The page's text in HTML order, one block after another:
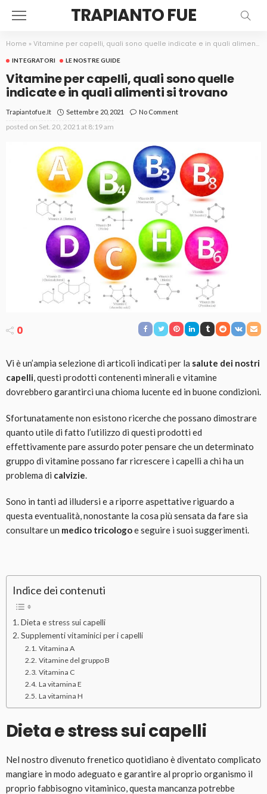
TRAPIANTO FUE
Home » Vitamine per capelli, quali sono quelle indicate e in quali alimenti si trovano
INTEGRATORI LE NOSTRE GUIDE
Vitamine per capelli, quali sono quelle
indicate e in quali alimenti si trovano
Trapiantofue.it Settembre 20, 2021 No Comment
posted on Set. 20, 2021 at 8:19 am
0
Vi è un’ampia selezione di articoli indicati per la salute dei nostri
capelli, questi prodotti contenenti minerali e vitamine
dovrebbero garantirci una chioma lucente ed in buone condizioni.
Sfortunatamente non esistono ricerche che possano dimostrare
quanto utile di fatto l’utilizzo di questi prodotti ed
effettivamente pare assurdo poter pensare che un determinato
gruppo di vitamine possano far ricrescere i capelli a chi ha un
problema di calvizie.
Sono in tanti ad illudersi e a riporre aspettative riguardo a
questa eventualità, nonostante la cosa più sensata da fare sia
consultare un medico tricologoe seguire i suoi suggerimenti.
Indice dei contenuti
Dieta e stress sui capelli
Supplementi vitaminici per i capelli
Vitamina A
Vitamine del gruppo B
Vitamina C
La vitamina E
La vitamina H
Dieta e stress sui capelli
Nel nostro divenuto frenetico quotidiano è diventato complicato
mangiare in modo adeguato e garantire al proprio organismo il
proprio fabbisogno vitaminico, questa mancanza potrebbe